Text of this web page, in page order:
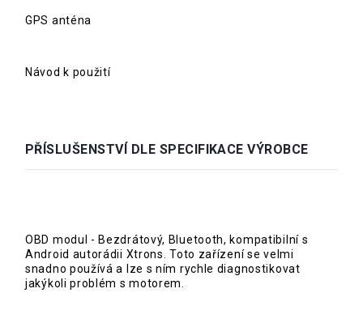
GPS anténa
Návod k použití
PŘÍSLUŠENSTVÍ DLE SPECIFIKACE VÝROBCE
OBD modul - Bezdrátový, Bluetooth, kompatibilní s
Android autorádii Xtrons. Toto zařízení se velmi
snadno používá a lze s ním rychle diagnostikovat
jakýkoli problém s motorem.